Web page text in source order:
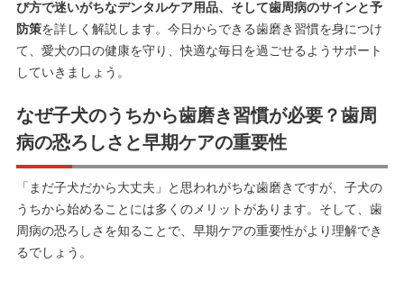
び方で迷いがちなデンタルケア用品、そして歯周病のサインと予
防策を詳しく解説します。今日からできる歯磨き習慣を身につけ
て、愛犬の口の健康を守り、快適な毎日を過ごせるようサポート
していきましょう。
なぜ子犬のうちから歯磨き習慣が必要？歯周
病の恐ろしさと早期ケアの重要性
「まだ子犬だから大丈夫」と思われがちな歯磨きですが、子犬の
うちから始めることには多くのメリットがあります。そして、歯
周病の恐ろしさを知ることで、早期ケアの重要性がより理解でき
るでしょう。